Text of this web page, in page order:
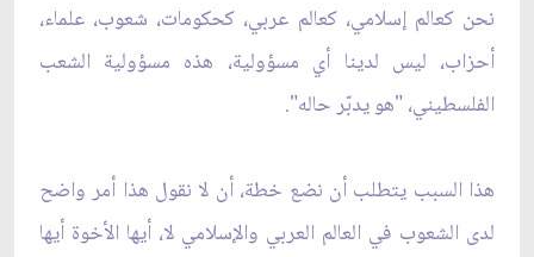
نحن كعالم إسلامي، كعالم عربي، كحكومات، شعوب، علماء،
أحزاب، ليس لدينا أي مسؤولية، هذه مسؤولية الشعب
الفلسطيني، "هو يدبّر حاله".
هذا السبب يتطلب أن نضع خطة، أن لا نقول هذا أمر واضح
لدى الشعوب في العالم العربي والإسلامي لا، أيها الأخوة أيها